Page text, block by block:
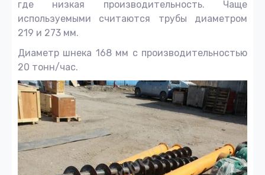
где низкая производительность. Чаще
используемыми считаются трубы диаметром
219 и 273 мм.
Диаметр шнека 168 мм с производительностью
20 тонн/час.